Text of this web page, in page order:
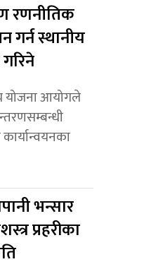
रणनीतिक
गर्न स्थानीय
योजना आयोगले
भन्सार
प्रहरीका